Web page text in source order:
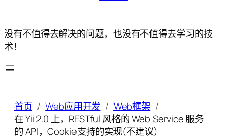
没有不值得去解决的问题，也没有不值得去学习的技
术！
首页 Web应用开发
Web框架
在 Yii 2.0 上，RESTful 风格的 Web Service 服务
的 API，Cookie支持的实现(不建议)